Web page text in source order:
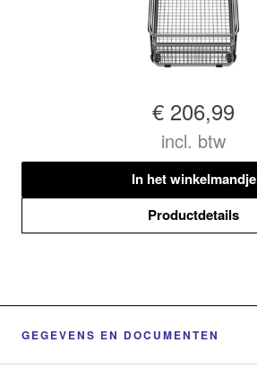
€ 206,99
incl. btw
In het winkelmandje
Productdetails
GEGEVENS EN DOCUMENTEN